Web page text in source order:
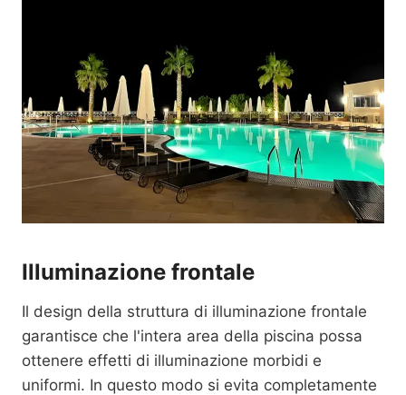
Illuminazione frontale
Il design della struttura di illuminazione frontale
garantisce che l'intera area della piscina possa
ottenere effetti di illuminazione morbidi e
uniformi. In questo modo si evita completamente